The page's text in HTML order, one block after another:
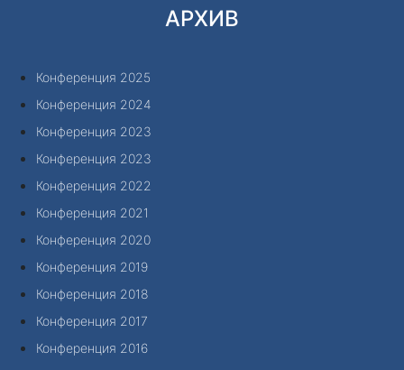
АРХИВ
Конференция 2025
Конференция 2024
Конференция 2023
Конференция 2023
Конференция 2022
Конференция 2021
Конференция 2020
Конференция 2019
Конференция 2018
Конференция 2017
Конференция 2016